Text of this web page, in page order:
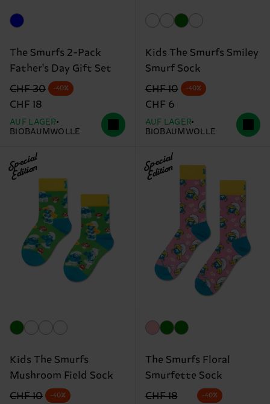
The Smurfs 2-Pack
Father's Day Gift Set
Originalpreis
CHF 30
Reduzierter Preis
CHF 18
-40%
AUF LAGER
BIOBAUMWOLLE
Kids The Smurfs Smiley
Smurf Sock
Originalpreis
CHF 10
Reduzierter Preis
CHF 6
-40%
AUF LAGER
BIOBAUMWOLLE
Special
Edition
Kids The Smurfs
Mushroom Field Sock
Originalpreis
CHF 10
Reduzierter Preis
-40%
Special
Edition
The Smurfs Floral
Smurfette Sock
Originalpreis
CHF 18
Reduzierter Preis
-40%